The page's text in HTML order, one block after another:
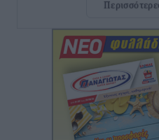
δεν υπάρχουν περιθώρια
Ειδήσεις• πριν 9 ώρες
Στον Άγιο Νικόλαο
ανανεωμένο
Lions Χάλκης